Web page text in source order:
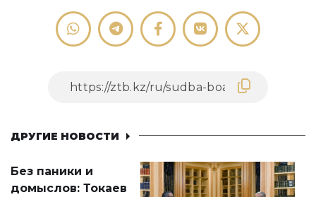
ДРУГИЕ НОВОСТИ
Без паники и
домыслов: Токаев